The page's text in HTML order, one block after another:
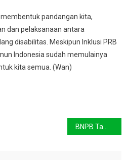
pandangan kita,
dan pelaksanaan antara
disabilitas. Meskipun Inklusi PRB
Indonesia sudah memulainya
kita semua. (Wan)